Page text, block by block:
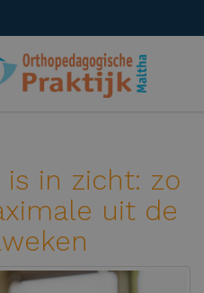
is in zicht: zo
uit de